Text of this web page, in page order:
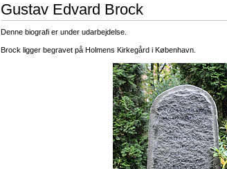
Gustav Edvard Brock
Denne biografi er under udarbejdelse.
Brock ligger begravet på Holmens Kirkegård i København.